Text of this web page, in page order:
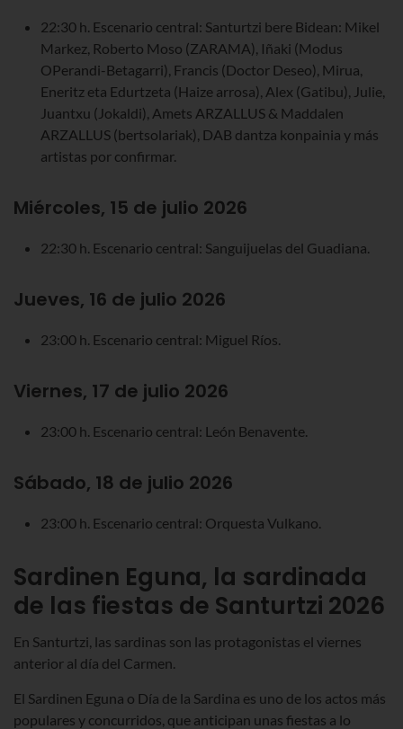
22:30 h. Escenario central: Santurtzi bere Bidean: Mikel
Markez, Roberto Moso (ZARAMA), Iñaki (Modus
OPerandi-Betagarri), Francis (Doctor Deseo), Mirua,
Eneritz eta Edurtzeta (Haize arrosa), Alex (Gatibu), Julie,
Juantxu (Jokaldi), Amets ARZALLUS & Maddalen
ARZALLUS (bertsolariak), DAB dantza konpainia y más
artistas por confirmar.
Miércoles, 15 de julio 2026
22:30 h. Escenario central: Sanguijuelas del Guadiana.
Jueves, 16 de julio 2026
23:00 h. Escenario central: Miguel Ríos.
Viernes, 17 de julio 2026
23:00 h. Escenario central: León Benavente.
Sábado, 18 de julio 2026
23:00 h. Escenario central: Orquesta Vulkano.
Sardinen Eguna, la sardinada
de las fiestas de Santurtzi 2026
En Santurtzi, las sardinas son las protagonistas el viernes
anterior al día del Carmen.
El Sardinen Eguna o Día de la Sardina es uno de los actos más
populares y concurridos, que anticipan unas fiestas a lo